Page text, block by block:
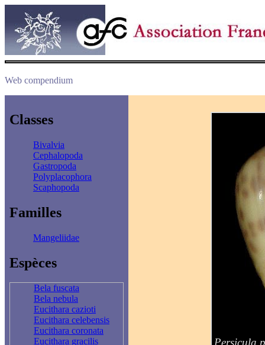
Web compendium
Classes
Bivalvia
Cephalopoda
Gastropoda
Polyplacophora
Scaphopoda
Familles
Mangeliidae
Espèces
Bela fuscata
Bela nebula
Eucithara cazioti
Eucithara celebensis
Eucithara coronata
Eucithara gracilis
Persicula